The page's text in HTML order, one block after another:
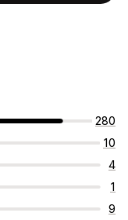
280
10
4
1
9